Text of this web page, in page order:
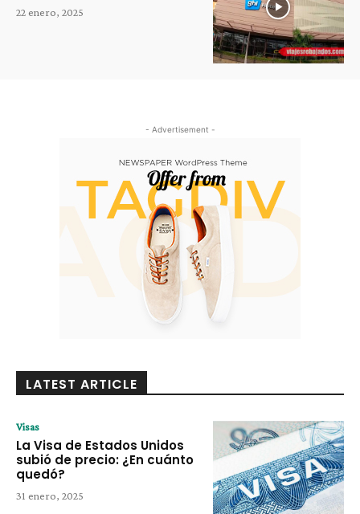
22 enero, 2025
- Advertisement -
LATEST ARTICLE
Visas
La Visa de Estados Unidos
subió de precio: ¿En cuánto
quedó?
31 enero, 2025